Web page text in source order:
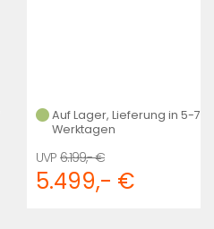
Auf Lager, Lieferung in 5-7
Werktagen
6.199,- €
5.499,- €